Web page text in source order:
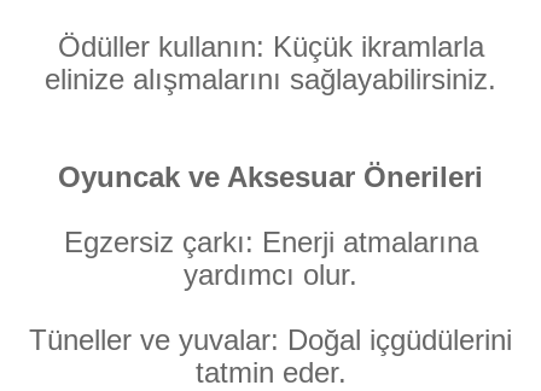
Ödüller kullanın: Küçük ikramlarla
elinize alışmalarını sağlayabilirsiniz.
Oyuncak ve Aksesuar Önerileri
Egzersiz çarkı: Enerji atmalarına
yardımcı olur.
Tüneller ve yuvalar: Doğal içgüdülerini
tatmin eder.